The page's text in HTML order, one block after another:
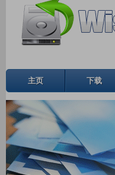
主页 下载